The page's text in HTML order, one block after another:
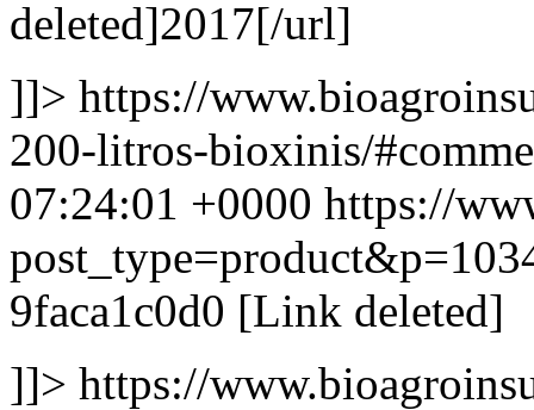
deleted]2017[/url]
]]> https://
200-litros-bioxinis/
07:24:01 +0000 https://
9faca1c0d0 [Link deleted]
]]> https://